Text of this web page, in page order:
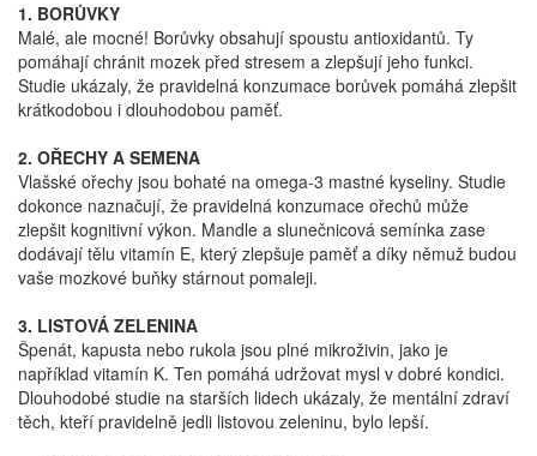
1. BORŮVKY
Malé, ale mocné! Borůvky obsahují spoustu antioxidantů. Ty
pomáhají chránit mozek před stresem a zlepšují jeho funkci.
Studie ukázaly, že pravidelná konzumace borůvek pomáhá zlepšit
krátkodobou i dlouhodobou paměť.
2. OŘECHY A SEMENA
Vlašské ořechy jsou bohaté na omega-3 mastné kyseliny. Studie
dokonce naznačují, že pravidelná konzumace ořechů může
zlepšit kognitivní výkon. Mandle a slunečnicová semínka zase
dodávají tělu vitamín E, který zlepšuje paměť a díky němuž budou
vaše mozkové buňky stárnout pomaleji.
3. LISTOVÁ ZELENINA
Špenát, kapusta nebo rukola jsou plné mikroživin, jako je
například vitamín K. Ten pomáhá udržovat mysl v dobré kondici.
Dlouhodobé studie na starších lidech ukázaly, že mentální zdraví
těch, kteří pravidelně jedli listovou zeleninu, bylo lepší.